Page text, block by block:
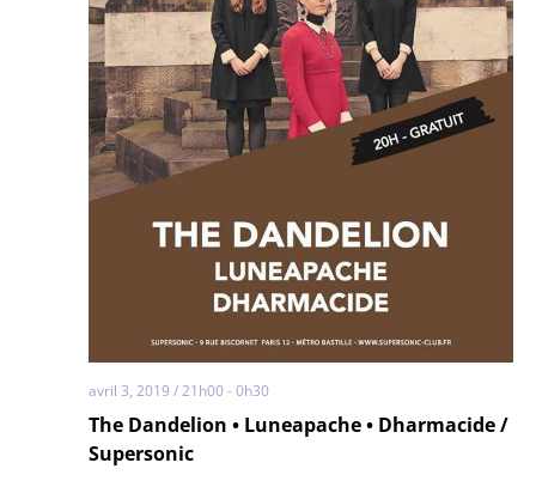
The Dandelion • Luneapache • Dharmacide /
Supersonic
avril 3, 2019 / 21h00 -0h30